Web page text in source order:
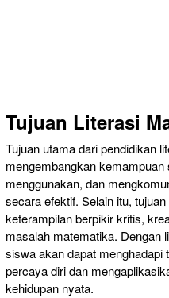
Tujuan Literasi
Tujuan utama dari pendidikan
mengembangkan
menggunakan, dan
secara efektif. Selain itu,
keterampilan berpikir kritis,
masalah matematika. Dengan
siswa akan dapat menghadapi
percaya diri dan
kehidupan nyata.